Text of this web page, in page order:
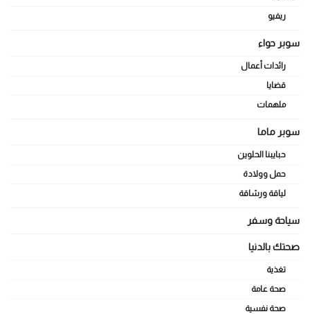
ريفيو
سوبر حواء
رائدات أعمال
قضايا
ملهمات
سوبر ماما
حبايبنا الحلوين
حمل وولادة
لياقة ورشاقة
سياحة وسفر
صحتك بالدنيا
تغذية
صحة عامة
صحة نفسية